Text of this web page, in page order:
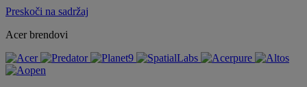
Preskoči na sadržaj
Acer brendovi